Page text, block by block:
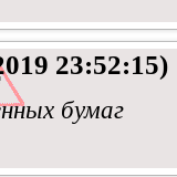
23:52:15)
бумаг